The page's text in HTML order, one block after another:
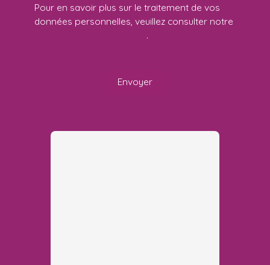
Pour en savoir plus sur le traitement de vos
données personnelles, veuillez consulter notre
.
Envoyer